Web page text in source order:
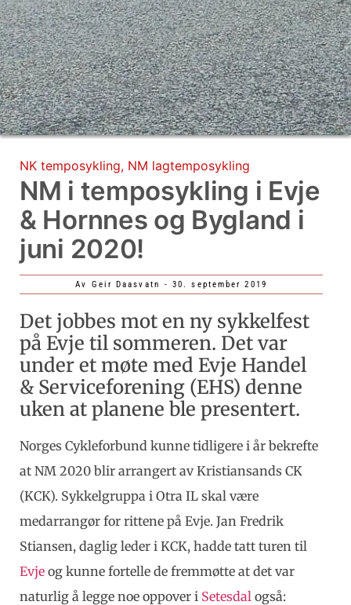
NK temposykling, NM lagtemposykling
NM i temposykling i Evje
& Hornnes og Bygland i
juni 2020!
Av Geir Daasvatn -30. september 2019
Det jobbes mot en ny sykkelfest
på Evje til sommeren. Det var
under et møte med Evje Handel
& Serviceforening (EHS) denne
uken at planene ble presentert.
Norges Cykleforbund kunne tidligere i år bekrefte
at NM 2020 blir arrangert av Kristiansands CK
(KCK). Sykkelgruppa i Otra IL skal være
medarrangør for rittene på Evje. Jan Fredrik
Stiansen, daglig leder i KCK, hadde tatt turen til
Evje og kunne fortelle de fremmøtte at det var
naturlig å legge noe oppover i Setesdal også: